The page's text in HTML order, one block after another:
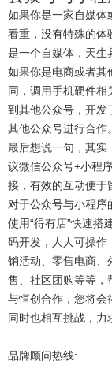
如果你是一家自媒体
看重，没有特殊的体
是一个自媒体，天生
如果你是电商或者其
同，调用手机硬件相
到其他公众号，开发
其他公众号进行合作。
最后想说一句，其实
议微信公众号+小程
接，有效的互动便于
对于公众号与小程序
使用“得有店”快速搭
码开发，人人可操作
销活动、零售电商、
售、社区团购等等，
与恒创合作，您将会
同时也相互挑战，力
品牌顾问热线: